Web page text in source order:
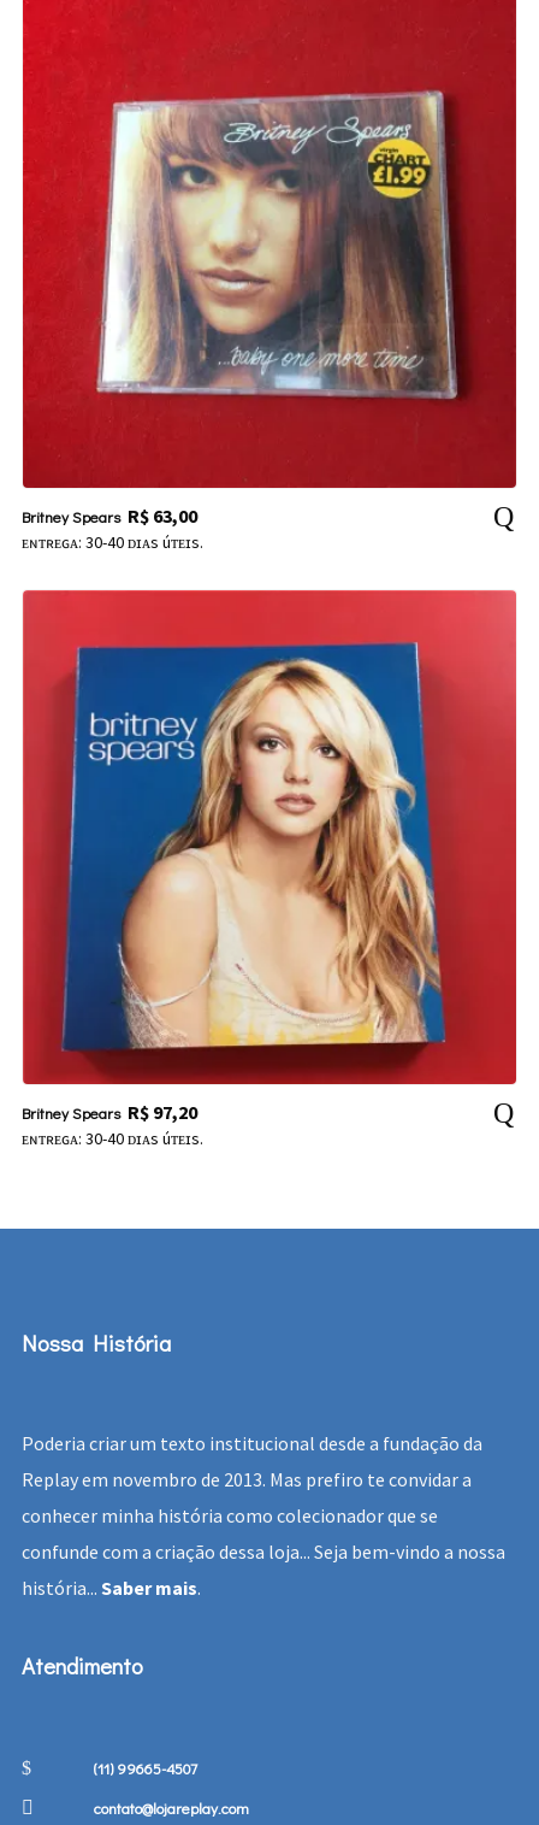
Britney Spears R$63,00
ᴇɴᴛʀᴇɢᴀ: 30-40 ᴅɪᴀs úᴛᴇɪs.
Britney Spears R$97,20
ᴇɴᴛʀᴇɢᴀ: 30-40 ᴅɪᴀs úᴛᴇɪs.
Nossa História
Poderia criar um texto institucional desde a fundação da
Replay em novembro de 2013. Mas prefiro te convidar a
conhecer minha história como colecionador que se
confunde com a criação dessa loja... Seja bem-vindo a nossa
história... Saber mais.
Atendimento
(11) 99665-4507
contato@lojareplay.com